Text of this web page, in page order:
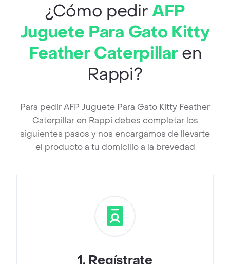
¿Cómo pedirAFP
Juguete Para Gato Kitty
Feather Caterpillaren
Rappi?
Para pedir AFP Juguete Para Gato Kitty Feather
Caterpillar en Rappi debes completar los
siguientes pasos y nos encargamos de llevarte
el producto a tu domicilio a la brevedad
1. Regístrate